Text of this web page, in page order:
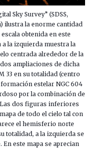
Sky Survey” (SDSS,
ilustra la enorme cantidad
obtenida en este
la izquierda muestra la
centrada alrededor de la
ampliaciones de dicha
33 en su totalidad (centro
estelar NGC 604
por la combinación de
dos figuras inferiores
de todo el cielo tal con
el hemisferio norte
totalidad, a la izquierda se
este mapa se aprecian